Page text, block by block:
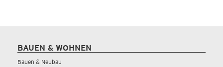
BAUEN & WOHNEN
Bauen & Neubau